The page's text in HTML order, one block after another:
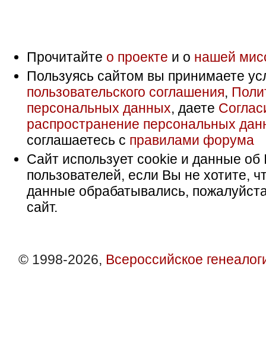
Прочитайте о проекте и о нашей
Пользуясь сайтом вы принимаете
пользовательского соглашения,
персональных данных, даете
распространение персональных
соглашаетесь с правилами форума
Сайт использует cookie и данные об
пользователей, если Вы не хотите,
данные обрабатывались,
сайт.
© 1998-2026, Всероссийское